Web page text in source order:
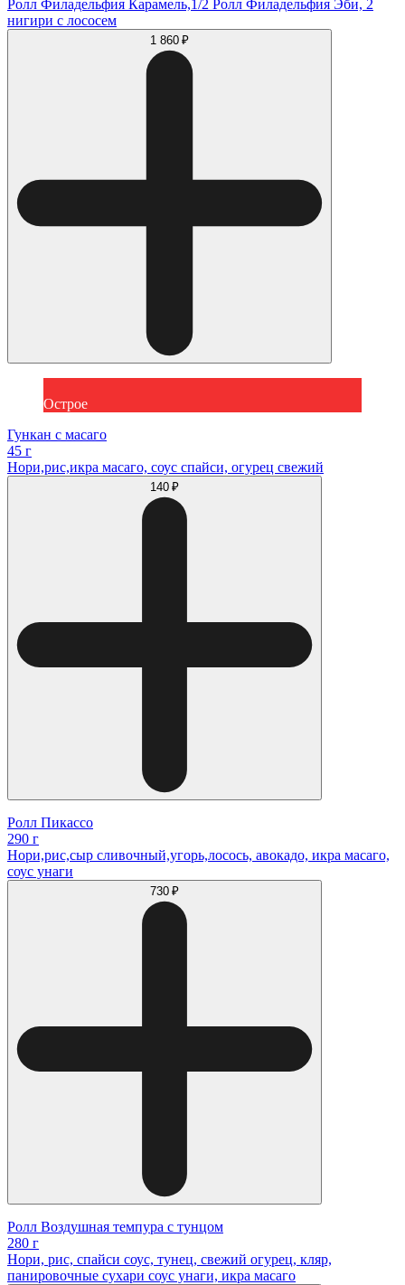
Ролл Филадельфия Карамель,1/2 Ролл Филадельфия Эби, 2
нигири с лососем
1 860 ₽
Острое
Гункан с масаго
45 г
Нори,рис,икра масаго, соус спайси, огурец свежий
140 ₽
Ролл Пикассо
290 г
Нори,рис,сыр сливочный,угорь,лосось, авокадо, икра масаго,
соус унаги
730 ₽
Ролл Воздушная темпура с тунцом
280 г
Нори, рис, спайси соус, тунец, свежий огурец, кляр,
панировочные сухари соус унаги, икра масаго